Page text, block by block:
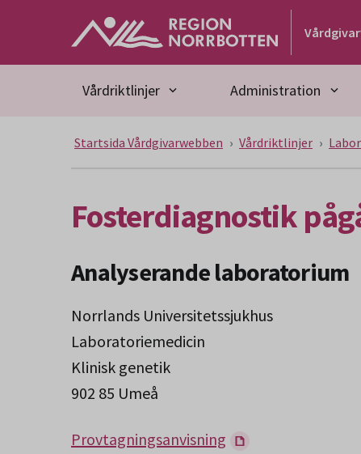
Gå till huvudmeny
Gå till övergripande innehåll
Vårdriktlinjer Administration
Startsida Vårdgivarwebben Vårdriktlinjer
Fosterdiagnostik
Analyserande laboratorium
Norrlands Universitetssjukhus
Laboratoriemedicin
Klinisk genetik
902 85 Umeå
Provtagningsanvisning